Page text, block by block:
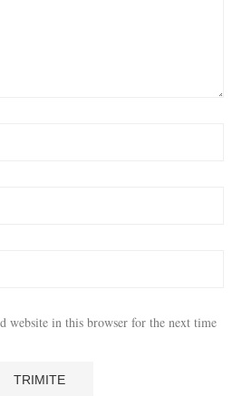
website in this browser for the next time